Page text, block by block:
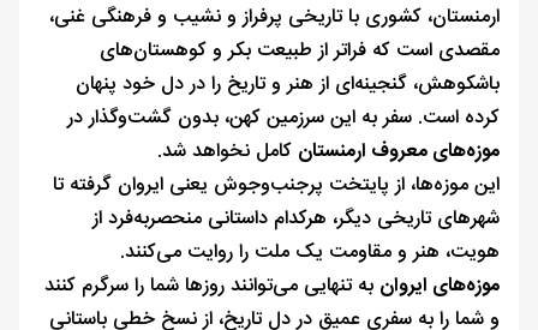
ارمنستان، کشوری با تاریخی پرفراز و نشیب و فرهنگی غنی،
مقصدی است که فراتر از طبیعت بکر و کوهستان‌های
باشکوهش، گنجینه‌ای از هنر و تاریخ را در دل خود پنهان
کرده است. سفر به این سرزمین کهن، بدون گشت‌وگذار در
موزه‌های معروف ارمنستان کامل نخواهد شد.
این موزه‌ها، از پایتخت پرجنب‌وجوش یعنی ایروان گرفته تا
شهرهای تاریخی دیگر، هرکدام داستانی منحصربه‌فرد از
هویت، هنر و مقاومت یک ملت را روایت می‌کنند.
موزه‌های ایروان به تنهایی می‌توانند روزها شما را سرگرم کنند
و شما را به سفری عمیق در دل تاریخ، از نسخ خطی باستانی